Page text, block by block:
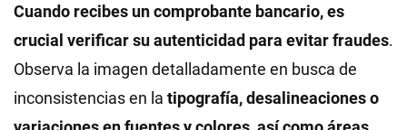
Cuando recibes un comprobante bancario, es
crucial verificar su autenticidad para evitar fraudes.
Observa la imagen detalladamente en busca de
inconsistencias en la tipografía, desalineaciones o